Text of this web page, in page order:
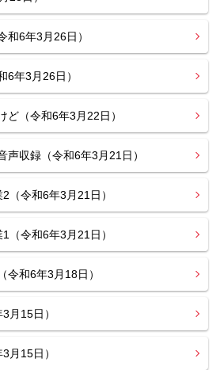
和6年3月26日）
6年3月26日）
ど（令和6年3月22日）
声収録（令和6年3月21日）
（令和6年3月21日）
（令和6年3月21日）
令和6年3月18日）
月15日）
月15日）